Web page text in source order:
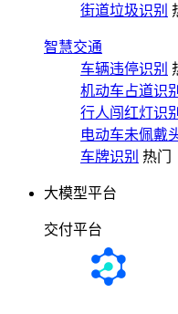
街道垃圾识别
智慧交通
车辆违停识别
机动车占道识别
行人闯红灯识别
电动车未佩戴
车牌识别 热门
大模型平台
交付平台